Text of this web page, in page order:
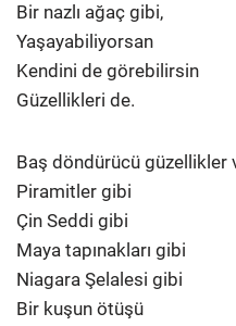
Bir nazlı ağaç gibi,
Yaşayabiliyorsan
Kendini de görebilirsin
Güzellikleri de.
Baş döndürücü güzellikler
Piramitler gibi
Çin Seddi gibi
Maya tapınakları gibi
Niagara Şelalesi gibi
Bir kuşun ötüşü